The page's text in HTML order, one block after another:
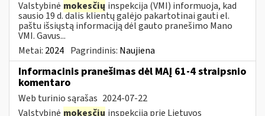
Valstybinė mokesčių inspekcija (VMI) informuoja, kad
sausio 19 d. dalis klientų galėjo pakartotinai gauti el.
paštu išsiųstą informaciją dėl gauto pranešimo Mano
VMI. Gavus...
Metai: 2024 Pagrindinis: Naujiena
Informacinis pranešimas dėl MAĮ 61-4 straipsnio
komentaro
Web turinio sąrašas 2024-07-22
Valstybinė mokesčių inspekcija prie Lietuvos